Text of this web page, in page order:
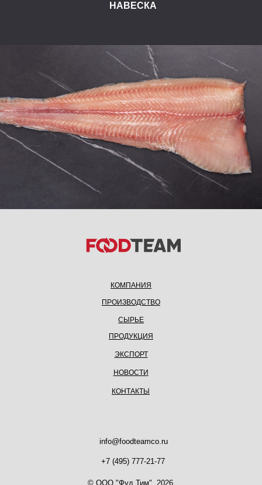
НАВЕСКА
© ООО "Фуд Тим". 2026.
КОМПАНИЯ
ПРОИЗВОДСТВО
СЫРЬЕ
ПРОДУКЦИЯ
КОНТАКТЫ
info@foodteamco.ru
+7 (495) 777-21-77
НОВОСТИ
ЭКСПОРТ